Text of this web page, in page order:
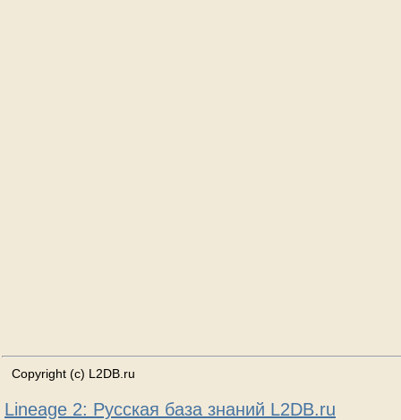
Copyright (c) L2DB.ru
Lineage 2: Русская база знаний L2DB.ru